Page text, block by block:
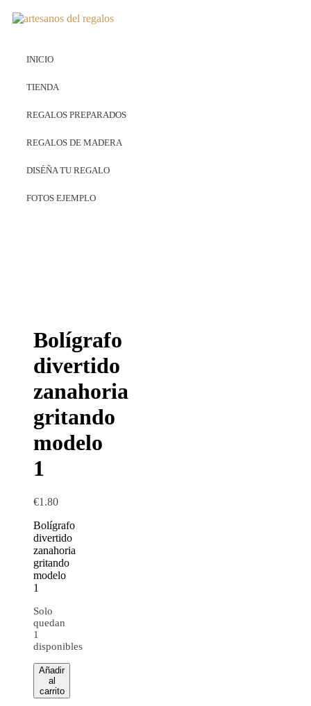
INICIO
TIENDA
REGALOS PREPARADOS
REGALOS DE MADERA
DISÉÑA TU REGALO
FOTOS EJEMPLO
Bolígrafo
divertido
zanahoria
gritando
modelo
1
€1.80
Bolígrafo
divertido
zanahoria
gritando
modelo
1
Solo
quedan
1
disponibles
Añadir
al
carrito